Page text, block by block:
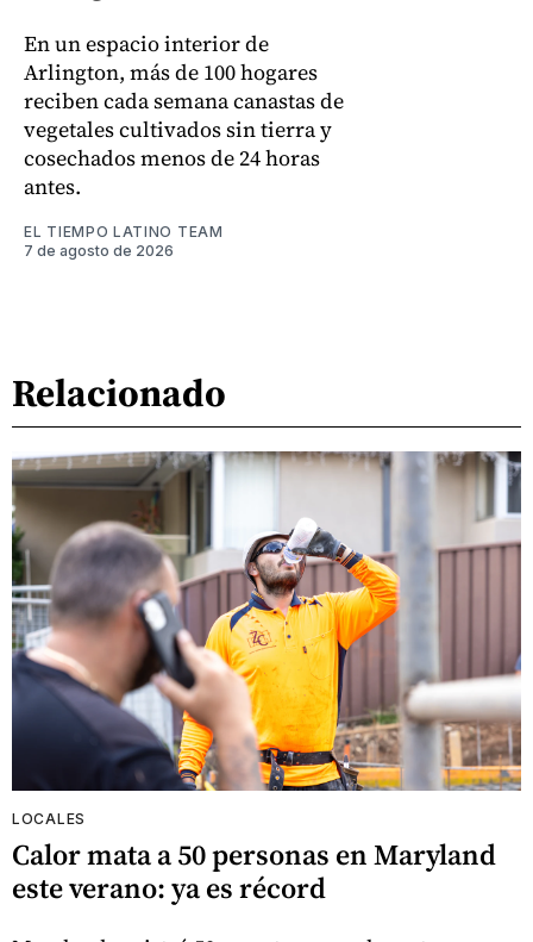
En un espacio interior de
Arlington, más de 100 hogares
reciben cada semana canastas de
vegetales cultivados sin tierra y
cosechados menos de 24 horas
antes.
EL TIEMPO LATINO TEAM
7 de agosto de 2026
Relacionado
LOCALES
Calor mata a 50 personas en Maryland
este verano: ya es récord